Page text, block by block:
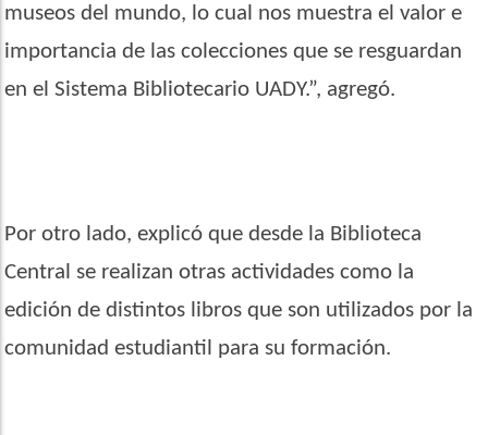
museos del mundo, lo cual nos muestra el valor e
importancia de las colecciones que se resguardan
en el Sistema Bibliotecario UADY.”, agregó.
Por otro lado, explicó que desde la Biblioteca
Central se realizan otras actividades como la
edición de distintos libros que son utilizados por la
comunidad estudiantil para su formación.